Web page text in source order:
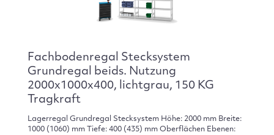
Fachbodenregal Stecksystem
Grundregal beids. Nutzung
2000x1000x400, lichtgrau, 150 KG
Tragkraft
Lagerregal Grundregal Stecksystem Höhe: 2000 mm Breite:
1000 (1060) mm Tiefe: 400 (435) mm Oberflächen Ebenen: